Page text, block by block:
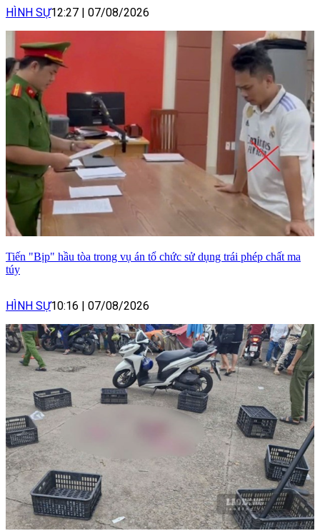
HÌNH SỰ12:27 | 07/08/2026
Tiến "Bịp" hầu tòa trong vụ án tổ chức sử dụng trái phép chất ma
túy
HÌNH SỰ10:16 | 07/08/2026